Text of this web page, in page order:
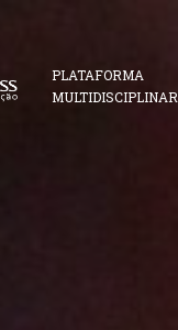
PLATAFORMA
MULTIDISCIPLINAR